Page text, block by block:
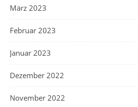
März 2023
Februar 2023
Januar 2023
Dezember 2022
November 2022